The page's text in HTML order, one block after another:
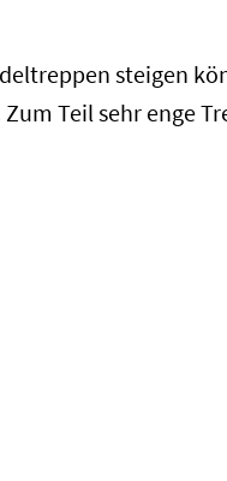
steigen
Teil sehr enge